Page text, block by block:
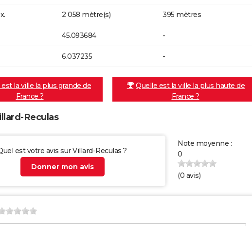
2 058 mètre(s) 395 mètres
45.093684 -
6.037235 -
la ville la plus grande de
France ?
Quelle est la ville la plus haute de
France ?
Reculas
est votre avis sur Villard-Reculas ?
Donner mon avis
Note moyenne :
0
(0 avis)